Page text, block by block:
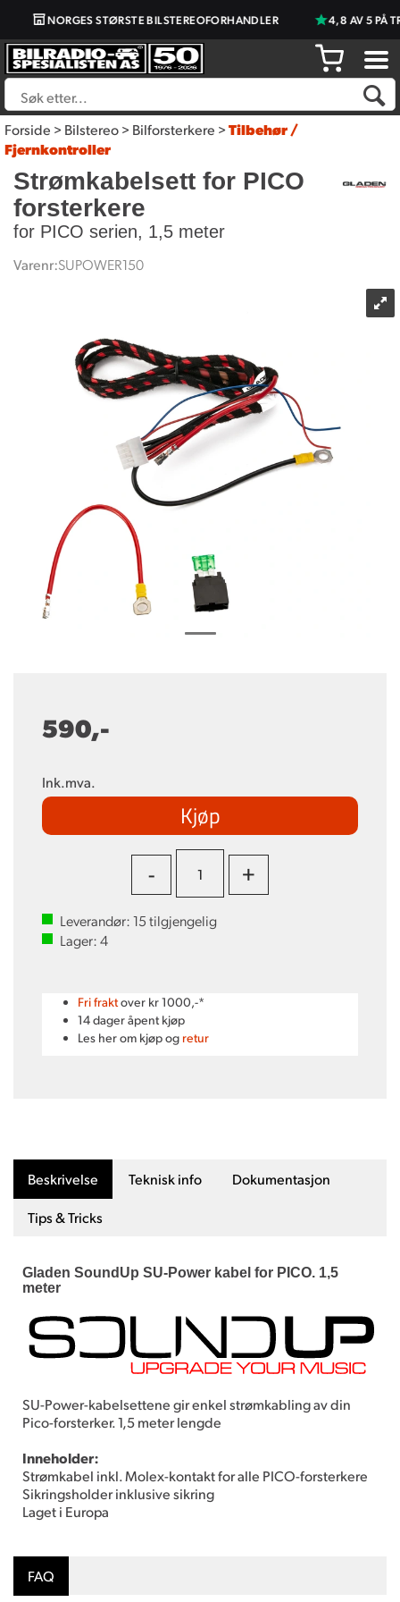
NORGES STØRSTE BILSTEREOFORHANDLER 4,8 AV 5 PÅ
Forside>Bilstereo>Bilforsterkere>Tilbehør /
Fjernkontroller
Strømkabelsett for PICO
forsterkere
for PICO serien, 1,5 meter
Varenr:SUPOWER150
590,-
Ink.mva.
Kjøp
- +
Leverandør:15tilgjengelig
Lager:4
Fri fraktover kr 1000,-*
14 dager åpent kjøp
Les her om kjøp og retur
Beskrivelse Teknisk info Dokumentasjon
Tips & Tricks
Gladen SoundUp SU-Power kabel for PICO. 1,5
meter
SU-Power-kabelsettene gir enkel strømkabling av din
Pico-forsterker. 1,5 meter lengde
Inneholder:
Strømkabel inkl. Molex-kontakt for alle PICO-forsterkere
Sikringsholder inklusive sikring
Laget i Europa
FAQ